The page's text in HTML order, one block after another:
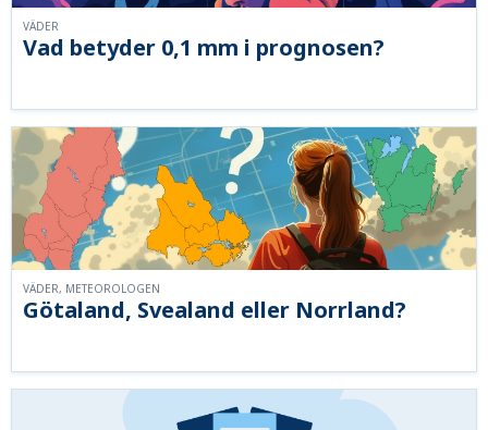
Vad betyder 0,1 mm i prognosen?
VÄDER
Götaland, Svealand eller Norrland?
VÄDER, METEOROLOGEN